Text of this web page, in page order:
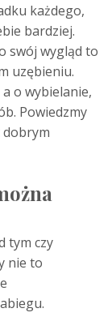
każdego,
bardziej.
swój wygląd to
uzębieniu.
o wybielanie,
Powiedzmy
dobrym
tym czy
nie to